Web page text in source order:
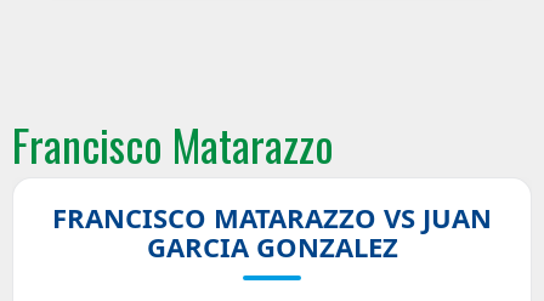
Francisco Matarazzo
FRANCISCO MATARAZZO VS JUAN
GARCIA GONZALEZ